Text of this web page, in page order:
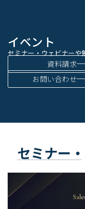
イベント
セミナー・ウェビナーや
資料請求
お問い合わせ
セミナー